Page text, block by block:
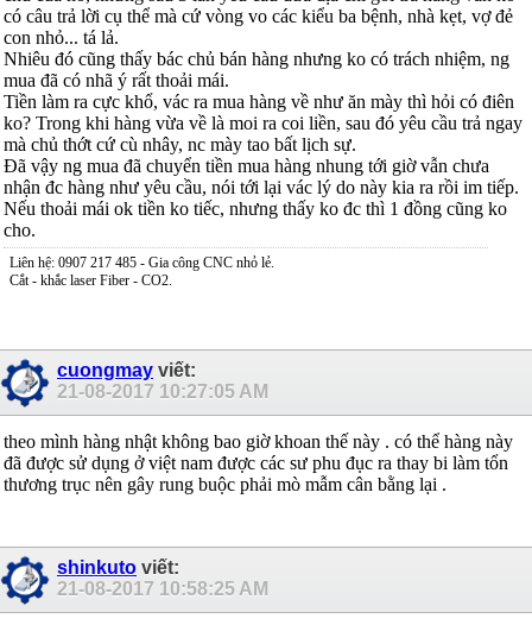
có câu trả lời cụ thể mà cứ vòng vo các kiểu ba bệnh, nhà kẹt, vợ đẻ
con nhỏ... tá lả.
Nhiêu đó cũng thấy bác chủ bán hàng nhưng ko có trách nhiệm, ng
mua đã có nhã ý rất thoải mái.
Tiền làm ra cực khổ, vác ra mua hàng về như ăn mày thì hỏi có điên
ko? Trong khi hàng vừa về là moi ra coi liền, sau đó yêu cầu trả ngay
mà chủ thớt cứ cù nhây, nc mày tao bất lịch sự.
Đã vậy ng mua đã chuyển tiền mua hàng nhung tới giờ vẫn chưa
nhận đc hàng như yêu cầu, nói tới lại vác lý do này kia ra rồi im tiếp.
Nếu thoải mái ok tiền ko tiếc, nhưng thấy ko đc thì 1 đồng cũng ko
cho.
Liên hệ: 0907 217 485 - Gia công CNC nhỏ lẻ.
Cắt - khắc laser Fiber - CO2.
cuongmay viết:
21-08-2017 10:27:05 AM
theo mình hàng nhật không bao giờ khoan thế này . có thể hàng này
đã được sử dụng ở việt nam được các sư phu đục ra thay bi làm tổn
thương trục nên gây rung buộc phải mò mẫm cân bằng lại .
shinkuto viết:
21-08-2017 10:58:25 AM